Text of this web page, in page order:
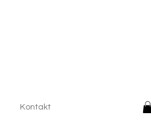
Kontakt